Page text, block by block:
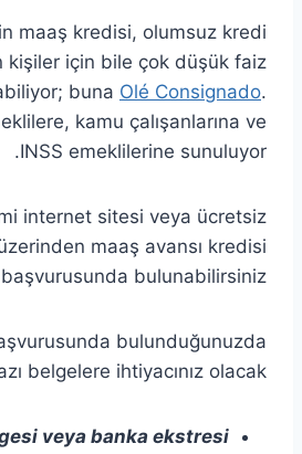
maaş kredisi, olumsuz kredi
kişiler için bile çok düşük faiz
buna Olé Consignado.
kamu çalışanlarına ve
INSS emeklilerine sunuluyor.
internet sitesi veya ücretsiz
maaş avansı kredisi
başvurusunda bulunabilirsiniz.
bulunduğunuzda
belgelere ihtiyacınız olacak.
veya banka ekstresi